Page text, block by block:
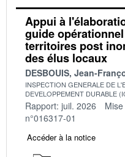
Appui à
guide
territoires post
des élus locaux
DESBOUIS, Jean-
INSPECTION GENERALE DE
DEVELOPPEMENT DURABLE
Rapport: juil. 2026
n°016317-01
Accéder à la notice